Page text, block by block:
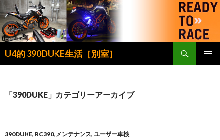
U4的 390DUKE生活［別室］
索
ン
キ
「390DUKE」カテゴリーアーカイブ
390DUKE, RC390, メンテナンス, ユーザー車検